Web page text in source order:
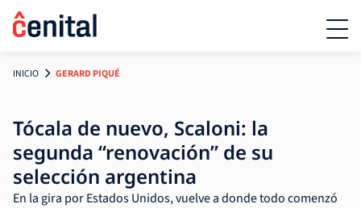
INICIO GERARD PIQUÉ
Tócala de nuevo, Scaloni: la
segunda “renovación” de su
selección argentina
En la gira por Estados Unidos, vuelve a donde todo comenzó